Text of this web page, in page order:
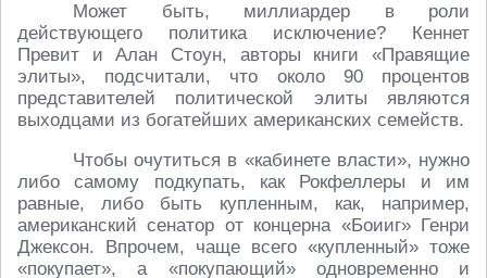
Может быть, миллиардер в роли
действующего политика исключение? Кеннет
Превит и Алан Стоун, авторы книги «Правящие
элиты», подсчитали, что около 90 процентов
представителей политической элиты являются
выходцами из богатейших американских семейств.
Чтобы очутиться в «кабинете власти», нужно
либо самому подкупать, как Рокфеллеры и им
равные, либо быть купленным, как, например,
американский сенатор от концерна «Боииг» Генри
Джексон. Впрочем, чаще всего «купленный» тоже
«покупает», а «покупающий» одновременно и